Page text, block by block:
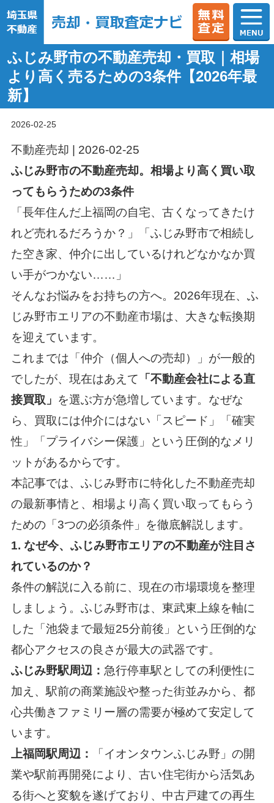
ふじみ野市の不動産売却・買取｜相場
より高く売るための3条件【2026年最
新】
2026-02-25
不動産売却 | 2026-02-25
ふじみ野市の不動産売却。相場より高く買い取
ってもらうための3条件
「長年住んだ上福岡の自宅、古くなってきたけ
れど売れるだろうか？」「ふじみ野市で相続し
た空き家、仲介に出しているけれどなかなか買
い手がつかない……」
そんなお悩みをお持ちの方へ。2026年現在、ふ
じみ野市エリアの不動産市場は、大きな転換期
を迎えています。
これまでは「仲介（個人への売却）」が一般的
でしたが、現在はあえて 「不動産会社による直
接買取」 を選ぶ方が急増しています。なぜな
ら、買取には仲介にはない「スピード」「確実
性」「プライバシー保護」という圧倒的なメリ
ットがあるからです。
本記事では、ふじみ野市に特化した不動産売却
の最新事情と、相場より高く買い取ってもらう
ための「3つの必須条件」を徹底解説します。
1. なぜ今、ふじみ野市エリアの不動産が注目さ
れているのか？
条件の解説に入る前に、現在の市場環境を整理
しましょう。ふじみ野市は、東武東上線を軸に
した「池袋まで最短25分前後」という圧倒的な
都心アクセスの良さが最大の武器です。
ふじみ野駅周辺： 急行停車駅としての利便性に
加え、駅前の商業施設や整った街並みから、都
心共働きファミリー層の需要が極めて安定して
います。
上福岡駅周辺：
「イオンタウンふじみ野」の開
業や駅前再開発により、古い住宅街から活気あ
る街へと変貌を遂げており、中古戸建ての再生